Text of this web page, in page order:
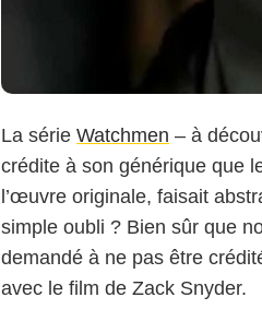
La série Watchmen – à
crédite à son générique que
l’œuvre originale, faisait
simple oubli ? Bien sûr que
demandé à ne pas être
avec le film de Zack Snyder.